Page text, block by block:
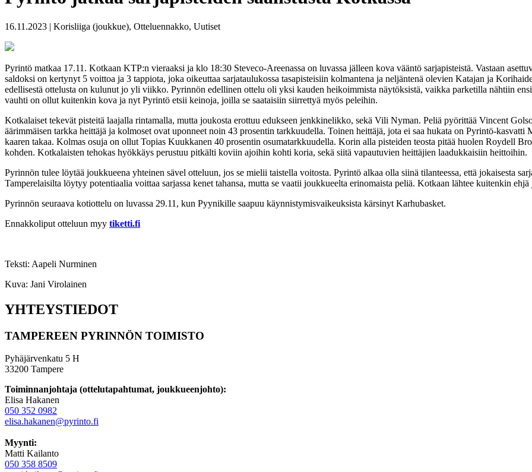
16.11.2023 | Korisliiga (joukkue), Otteluennakko, Uutiset
Pyrintö matkaa 17.11. Kotkaan KTP:n vieraaksi ja klo 18:30 Steveco-Areenassa on luvassa jälleen kova vääntö sarjapisteistä. Vastaan
saldoksi on kertynyt 5 voittoa ja 3 tappiota, joka oikeuttaa sarjataulukossa tasapisteisiin kolmantena ja neljäntenä olevien Katajan ja
edellisestä ottelusta on kulunut jo yli viikko. Pyrinnön edellinen ottelu oli yksi kauden heikoimmista näytöksistä, vaikka parketilla nähtiin
vauhti on ollut kuitenkin kova ja nyt Pyrintö etsii keinoja, joilla se saataisiin siirrettyä myös peleihin.
Kotkalaiset tekevät pisteitä laajalla rintamalla, mutta joukosta erottuu edukseen jenkkinelikko, sekä Vili Nyman. Peliä pyörittää Vincent
äärimmäisen tarkka heittäjä ja kolmoset ovat uponneet noin 43 prosentin tarkkuudella. Toinen heittäjä, jota ei saa hukata on Pyrintö-
kaaren takaa. Kolmas osuja on ollut Topias Kuukkanen 40 prosentin osumatarkkuudella. Korin alla pisteiden teosta pitää huolen Roydell
kohden. Kotkalaisten tehokas hyökkäys perustuu pitkälti koviin ajoihin kohti koria, sekä siitä vapautuvien heittäjien laadukkaisiin heittoihin.
Pyrinnön tulee löytää joukkueena yhteinen sävel otteluun, jos se mielii taistella voitosta. Pyrintö alkaa olla siinä tilanteessa, että jokaisesta
Tamperelaisilta löytyy potentiaalia voittaa sarjassa kenet tahansa, mutta se vaatii joukkueelta erinomaista peliä. Kotkaan lähtee kuitenkin
Pyrinnön seuraava kotiottelu on luvassa 29.11, kun Pyynikille saapuu käynnistymisvaikeuksista kärsinyt Karhubasket.
Ennakkoliput otteluun myy tiketti.fi
Teksti: Aapeli Nurminen
Kuva: Jani Virolainen
YHTEYSTIEDOT
TAMPEREEN PYRINNÖN TOIMISTO
Pyhäjärvenkatu 5 H
33200 Tampere
Toiminnanjohtaja (ottelutapahtumat, joukkueenjohto):
Elisa Hakanen
050 352 0982
elisa.hakanen@pyrinto.fi
Myynti:
Matti Kailanto
050 358 8509